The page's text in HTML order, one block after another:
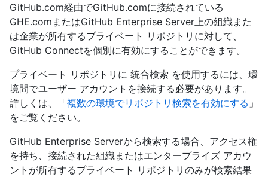
GitHub.com経由でGitHub.comに接続されている
GHE.comまたはGitHub Enterprise Server上の組織また
は企業が所有するプライベート リポジトリに対して、
GitHub Connectを個別に有効にすることができます。
プライベート リポジトリに 統合検索 を使用するには、環
境間でユーザー アカウントを接続する必要があります。
詳しくは、「複数の環境でリポジトリ検索を有効にする 」
をご覧ください。
GitHub Enterprise Serverから検索する場合、アクセス権
を持ち、接続された組織またはエンタープライズ アカウ
ントが所有するプライベート リポジトリのみが検索結果